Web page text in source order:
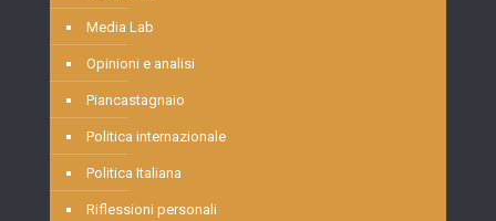
Media Lab
Opinioni e analisi
Piancastagnaio
Politica internazionale
Politica Italiana
Riflessioni personali